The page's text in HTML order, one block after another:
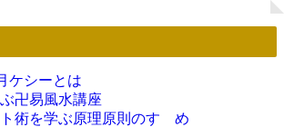
ケシーとは
卍易風水講座
術を学ぶ原理原則のすゝめ